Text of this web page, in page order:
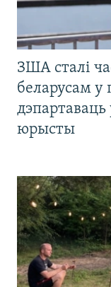
ЗША сталі
беларусам у
дэпартаваць
юрысты